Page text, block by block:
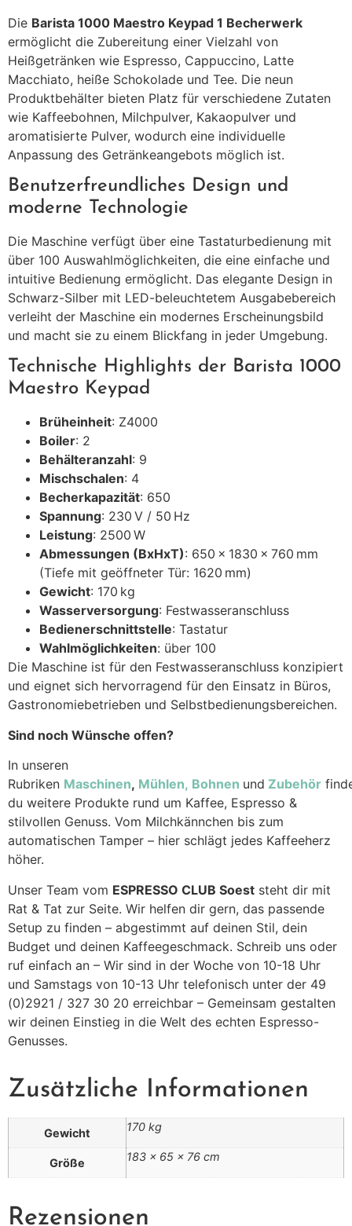
Die Barista 1000 Maestro Keypad 1 Becherwerk
ermöglicht die Zubereitung einer Vielzahl von
Heißgetränken wie Espresso, Cappuccino, Latte
Macchiato, heiße Schokolade und Tee. Die neun
Produktbehälter bieten Platz für verschiedene Zutaten
wie Kaffeebohnen, Milchpulver, Kakaopulver und
aromatisierte Pulver, wodurch eine individuelle
Anpassung des Getränkeangebots möglich ist.
Benutzerfreundliches Design und
moderne Technologie
Die Maschine verfügt über eine Tastaturbedienung mit
über 100 Auswahlmöglichkeiten, die eine einfache und
intuitive Bedienung ermöglicht. Das elegante Design in
Schwarz-Silber mit LED-beleuchtetem Ausgabebereich
verleiht der Maschine ein modernes Erscheinungsbild
und macht sie zu einem Blickfang in jeder Umgebung.
Technische Highlights der Barista 1000
Maestro Keypad
Brüheinheit: Z4000
Boiler: 2
Behälteranzahl: 9
Mischschalen: 4
Becherkapazität: 650
Spannung: 230 V / 50 Hz
Leistung: 2500 W
Abmessungen (BxHxT): 650 × 1830 × 760 mm
(Tiefe mit geöffneter Tür: 1620 mm)
Gewicht: 170 kg
Wasserversorgung: Festwasseranschluss
Bedienerschnittstelle: Tastatur
Wahlmöglichkeiten: über 100
Die Maschine ist für den Festwasseranschluss konzipiert
und eignet sich hervorragend für den Einsatz in Büros,
Gastronomiebetrieben und Selbstbedienungsbereichen.
Sind noch Wünsche offen?
In unseren
Rubriken Maschinen, Mühlen, Bohnen und Zubehör
du weitere Produkte rund um Kaffee, Espresso &
stilvollen Genuss. Vom Milchkännchen bis zum
automatischen Tamper – hier schlägt jedes Kaffeeherz
höher.
Unser Team vom ESPRESSO CLUB Soest steht dir mit
Rat & Tat zur Seite. Wir helfen dir gern, das passende
Setup zu finden – abgestimmt auf deinen Stil, dein
Budget und deinen Kaffeegeschmack. Schreib uns oder
ruf einfach an – Wir sind in der Woche von 10-18 Uhr
und Samstags von 10-13 Uhr telefonisch unter der 49
(0)2921 / 327 30 20 erreichbar – Gemeinsam gestalten
wir deinen Einstieg in die Welt des echten Espresso-
Genusses.
Zusätzliche Informationen
Gewicht 170 kg
Größe 183 × 65 × 76 cm
Rezensionen